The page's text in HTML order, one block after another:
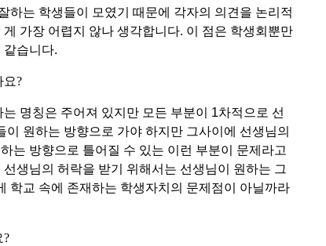
하는 학생들이 모였기 때문에 각자의 의견을 논리적
가장 어렵지 않나 생각합니다. 이 점은 학생회뿐만
같습니다.
요?
명칭은 주어져 있지만 모든 부분이 1차적으로 선
이 원하는 방향으로 가야 하지만 그사이에 선생님의
는 방향으로 틀어질 수 있는 이런 부분이 문제라고
생님의 허락을 받기 위해서는 선생님이 원하는 그
학교 속에 존재하는 학생자치의 문제점이 아닐까라
?